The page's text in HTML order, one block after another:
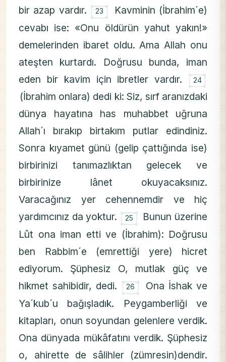
bir azap vardır. ۝
23
Kavminin (İbrahim´e)
cevabı ise: «Onu öldürün yahut yakın!»
demelerinden ibaret oldu. Ama Allah onu
ateşten kurtardı. Doğrusu bunda, iman
eden bir kavim için ibretler vardır. ۝
24
(İbrahim onlara) dedi ki: Siz, sırf aranızdaki
dünya hayatına has muhabbet uğruna
Allah´ı bırakıp birtakım putlar edindiniz.
Sonra kıyamet günü (gelip çattığında ise)
birbirinizi tanımazlıktan gelecek ve
birbirinize lânet okuyacaksınız.
Varacağınız yer cehennemdir ve hiç
yardımcınız da yoktur. ۝
25
Bunun üzerine
Lût ona iman etti ve (İbrahim): Doğrusu
ben Rabbim´e (emrettiği yere) hicret
ediyorum. Şüphesiz O, mutlak güç ve
hikmet sahibidir, dedi. ۝
26
Ona İshak ve
Ya´kub´u bağışladık. Peygamberliği ve
kitapları, onun soyundan gelenlere verdik.
Ona dünyada mükâfatını verdik. Şüphesiz
o, ahirette de sâlihler (zümresin)dendir.